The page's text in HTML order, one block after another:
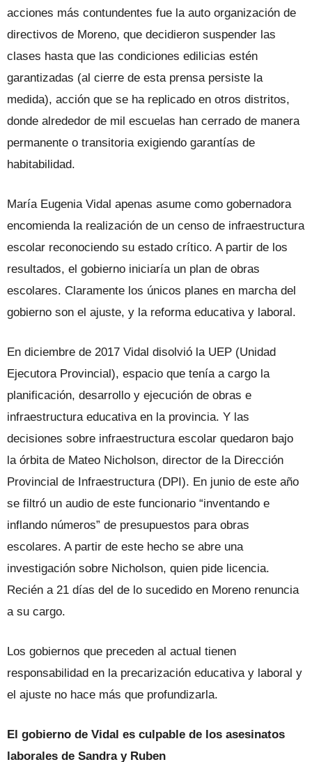
acciones más contundentes fue la auto organización de
directivos de Moreno, que decidieron suspender las
clases hasta que las condiciones edilicias estén
garantizadas (al cierre de esta prensa persiste la
medida), acción que se ha replicado en otros distritos,
donde alrededor de mil escuelas han cerrado de manera
permanente o transitoria exigiendo garantías de
habitabilidad.
María Eugenia Vidal apenas asume como gobernadora
encomienda la realización de un censo de infraestructura
escolar reconociendo su estado crítico. A partir de los
resultados, el gobierno iniciaría un plan de obras
escolares. Claramente los únicos planes en marcha del
gobierno son el ajuste, y la reforma educativa y laboral.
En diciembre de 2017 Vidal disolvió la UEP (Unidad
Ejecutora Provincial), espacio que tenía a cargo la
planificación, desarrollo y ejecución de obras e
infraestructura educativa en la provincia. Y las
decisiones sobre infraestructura escolar quedaron bajo
la órbita de Mateo Nicholson, director de la Dirección
Provincial de Infraestructura (DPI). En junio de este año
se filtró un audio de este funcionario “inventando e
inflando números” de presupuestos para obras
escolares. A partir de este hecho se abre una
investigación sobre Nicholson, quien pide licencia.
Recién a 21 días del de lo sucedido en Moreno renuncia
a su cargo.
Los gobiernos que preceden al actual tienen
responsabilidad en la precarización educativa y laboral y
el ajuste no hace más que profundizarla.
El gobierno de Vidal es culpable de los asesinatos
laborales de Sandra y Ruben